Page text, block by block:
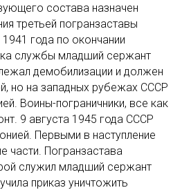
состава назначен
третьей погранзаставы
года по окончании
службы младший сержант
демобилизации и должен
но на западных рубежах СССР
Воины-пограничники, все как
9 августа 1945 года СССР
Первыми в наступление
части. Погранзастава
служил младший сержант
приказ уничтожить